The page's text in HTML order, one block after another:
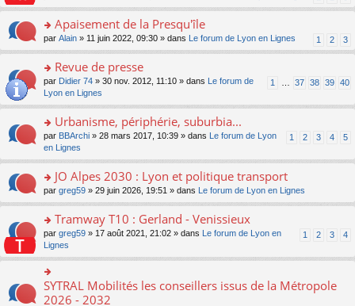
nt
u
ré
c
e
n
lu
pl
s
ré
e
e
n
o
n
le
pl
s
ré
c
e
m
e
s
g
e
n
o
n
le
s
ré
c
nt
n
ult
er
le
m
e
s
g
e
n
o
n
le
u
s
ré
c
e
nt
o
n
ult
er
le
m
e
s
s
e
n
o
n
le
s
ré
c
Apaisement de la Presqu'île
1 2 3
par Alain » 11 juin 2022, 09:30 » dans Le forum de Lyon en Lignes
o
s
er
le
m
e
s
s
e
n
o
n
lu
le
pl
Revue de presse
1 37 38 39 40
par Didier 74 » 30 nov. 2012, 11:10 » dans
Le forum de
Lyon en Lignes
o
n
s
er
le
m
e
s
s
g
n
o
Urbanisme, périphérie, suburbia...
1 2 3 4 5
par BBArchi » 28 mars 2017, 10:39 » dans
Le forum de Lyon
en Lignes
o
n
ult
er
le
m
e
s
s
JO Alpes 2030 : Lyon et politique transport
par greg59 » 29 juin 2026, 19:51 » dans Le forum de Lyon en Lignes
o
s
ult
er
le
Tramway T10 : Gerland - Venissieux
1 2 3 4
par greg59 » 17 août 2021, 21:02 » dans
Le forum de Lyon en
Lignes
o
n
SYTRAL Mobilités les conseillers issus de la Métropole
2026 - 2032